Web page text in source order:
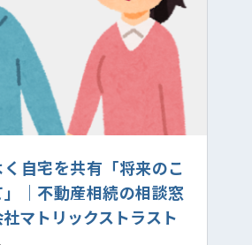
自宅を共有「将来のこ
」｜不動産相続の相談窓
マトリックストラスト